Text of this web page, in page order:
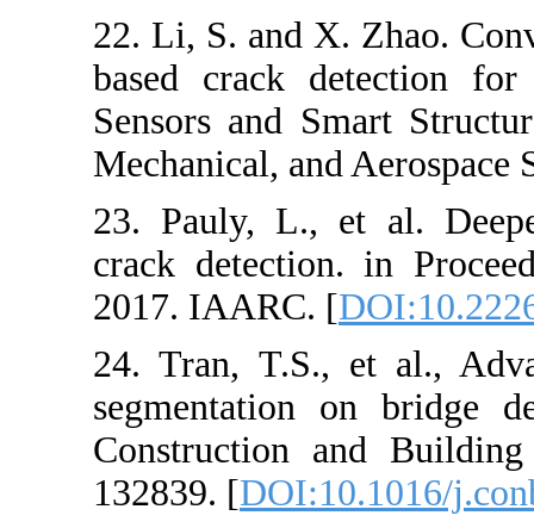
22. Li, S. and
based crack
Sensors and
Mechanical,
23. Pauly, L.,
crack
2017. IAARC. [
24. Tran,
segmentation
132839. [